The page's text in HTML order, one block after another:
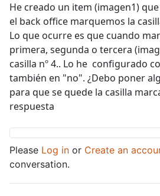
He creado un item (imagen1)
el back office marquemos la
Lo que ocurre es que cuando
primera, segunda o tercera
casilla nº 4.. Lo he configurado
también en "no". ¿Debo poner
para que se quede la casilla
respuesta
Please Log in or Create an
conversation.